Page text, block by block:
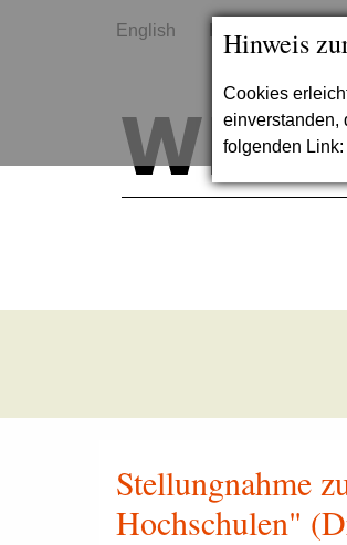
Hinweis
Cookies
einverstanden,
folgenden Link:
English
Stellungnahme
Hochschulen"